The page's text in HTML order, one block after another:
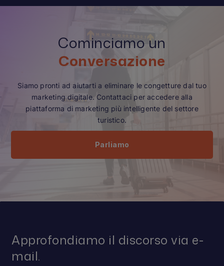
Cominciamo un
Conversazione
Siamo pronti ad aiutarti a eliminare le congetture dal tuo
marketing digitale. Contattaci per accedere alla
piattaforma di marketing più intelligente del settore
turistico.
Parliamo
Approfondiamo il discorso via e-
mail.